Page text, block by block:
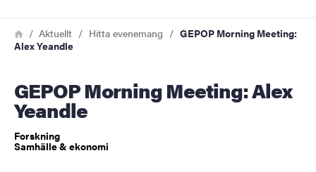
Om webbplatsen
Länkstig
HemAktuellt Hitta evenemang
GEPOP Morning Meeting:
Alex Yeandle
GEPOP Morning Meeting: Alex
Yeandle
Forskning
Samhälle & ekonomi